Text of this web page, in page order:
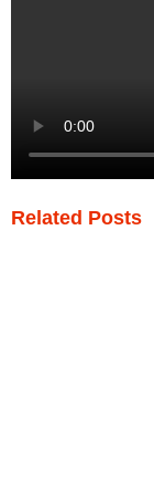
Related Posts